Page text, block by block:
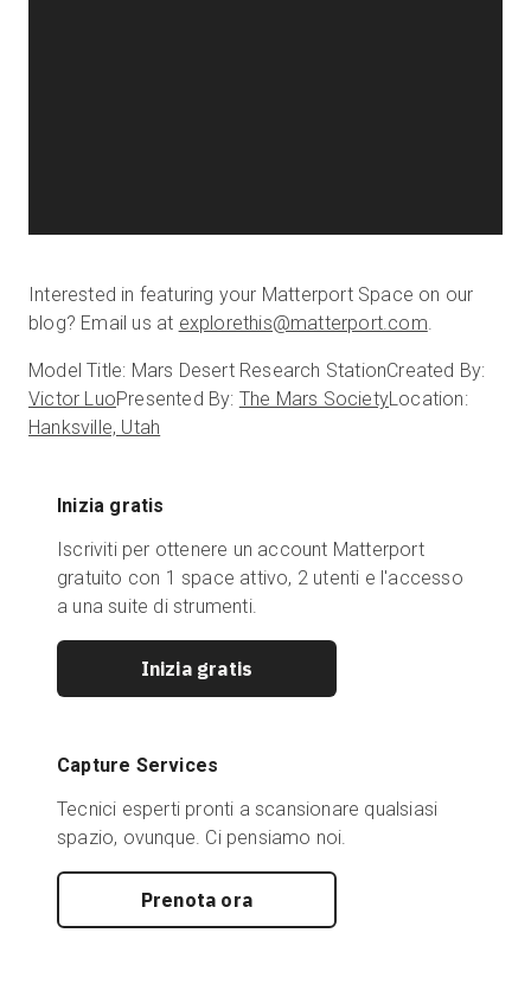
Interested in featuring your Matterport Space on our
blog? Email us at explorethis@matterport.com.
Model Title: Mars Desert Research StationCreated By:
Victor LuoPresented By: The Mars SocietyLocation:
Hanksville, Utah
Inizia gratis
Iscriviti per ottenere un account Matterport
gratuito con 1 space attivo, 2 utenti e l'accesso
a una suite di strumenti.
Inizia gratis
Capture Services
Tecnici esperti pronti a scansionare qualsiasi
spazio, ovunque. Ci pensiamo noi.
Prenota ora